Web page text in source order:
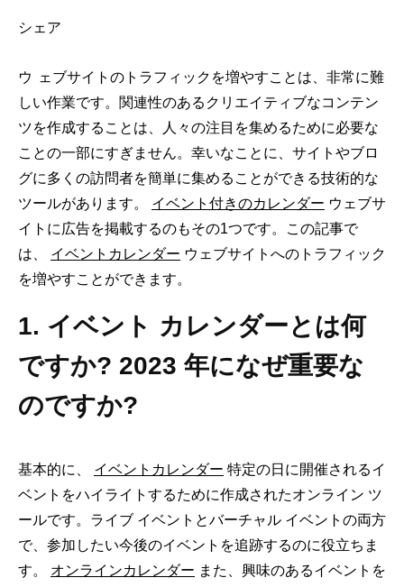
シェア
ウェブサイトのトラフィックを増やすことは、非常に難
しい作業です。関連性のあるクリエイティブなコンテン
ツを作成することは、人々の注目を集めるために必要な
ことの一部にすぎません。幸いなことに、サイトやブロ
グに多くの訪問者を簡単に集めることができる技術的な
ツールがあります。 イベント付きのカレンダー ウェブサ
イトに広告を掲載するのもその1つです。この記事で
は、 イベントカレンダー ウェブサイトへのトラフィック
を増やすことができます。
1. イベント カレンダーとは何
ですか? 2023 年になぜ重要な
のですか?
基本的に、 イベントカレンダー 特定の日に開催されるイ
ベントをハイライトするために作成されたオンライン ツ
ールです。ライブ イベントとバーチャル イベントの両方
で、参加したい今後のイベントを追跡するのに役立ちま
す。 オンラインカレンダー また、興味のあるイベントを